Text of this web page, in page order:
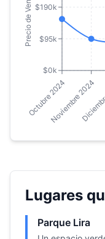
Octubre 2024
Noviembre 2024
$0k
$95k
$190k
Lugares
Parque Lira